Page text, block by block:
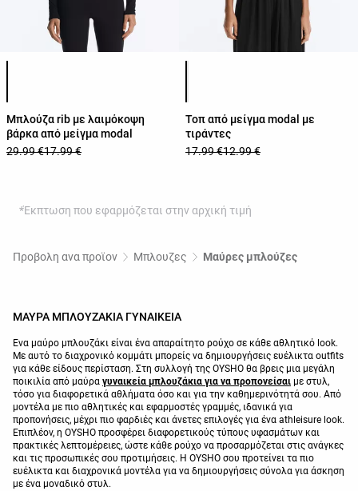
Λίστα χρωμάτων προϊόντος
Μπλούζα rib με λαιμόκοψη
βάρκα από μείγμα modal
29.99 €17.99 €
Λίστα χρωμάτων προϊόντος
Τοπ από μείγμα modal με
τιράντες
17.99 €12.99 €
*Έκπτωση που εφαρμόζεται στην αρχική τιμή
Προβολη ανα προϊον Μπλουζες Μαύρες μπλούζες
ΜΑΥΡΑ ΜΠΛΟΥΖΑΚΙΑ ΓΥΝΑΙΚΕΙΑ
Ένα μαύρο μπλουζάκι είναι ένα απαραίτητο ρούχο σε κάθε αθλητικό look.
Με αυτό το διαχρονικό κομμάτι μπορείς να δημιουργήσεις ευέλικτα outfits
για κάθε είδους περίσταση. Στη συλλογή της OYSHO θα βρεις μια μεγάλη
ποικιλία από μαύρα γυναικεία μπλουζάκια για να προπονείσαι με στυλ,
τόσο για διαφορετικά αθλήματα όσο και για την καθημερινότητά σου. Από
μοντέλα με πιο αθλητικές και εφαρμοστές γραμμές, ιδανικά για
προπονήσεις, μέχρι πιο φαρδιές και άνετες επιλογές για ένα athleisure look.
Επιπλέον, η OYSHO προσφέρει διαφορετικούς τύπους υφασμάτων και
πρακτικές λεπτομέρειες, ώστε κάθε ρούχο να προσαρμόζεται στις ανάγκες
και τις προσωπικές σου προτιμήσεις. Η OYSHO σου προτείνει τα πιο
ευέλικτα και διαχρονικά μοντέλα για να δημιουργήσεις σύνολα για άσκηση
με ένα μοναδικό στυλ.